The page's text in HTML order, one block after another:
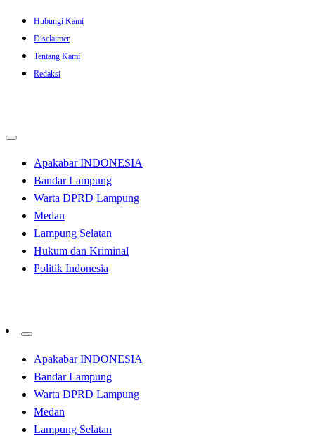
Skip
content
Hubungi Kami
Disclaimer
Tentang Kami
Redaksi
Apakabar INDONESIA
Bandar Lampung
Warta DPRD Lampung
Medan
Lampung Selatan
Hukum dan Kriminal
Politik Indonesia
Apakabar INDONESIA
Bandar Lampung
Warta DPRD Lampung
Medan
Lampung Selatan